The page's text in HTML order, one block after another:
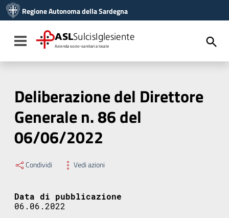
Vai al menu di navigazione
Vai al footer
Regione Autonoma della Sardegna
Toggle navigation
ASLSulcisIglesiente
Azienda socio-sanitaria locale
Deliberazione del Direttore
Generale n. 86 del
06/06/2022
Condividi Vedi azioni
Data di pubblicazione
06.06.2022